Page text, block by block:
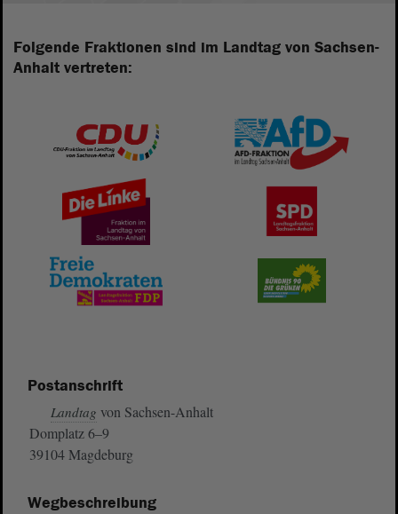
Folgende Fraktionen sind im Landtag von Sachsen-
Anhalt vertreten:
Postanschrift
Landtag von Sachsen-Anhalt
Domplatz 6–9
39104 Magdeburg
Wegbeschreibung